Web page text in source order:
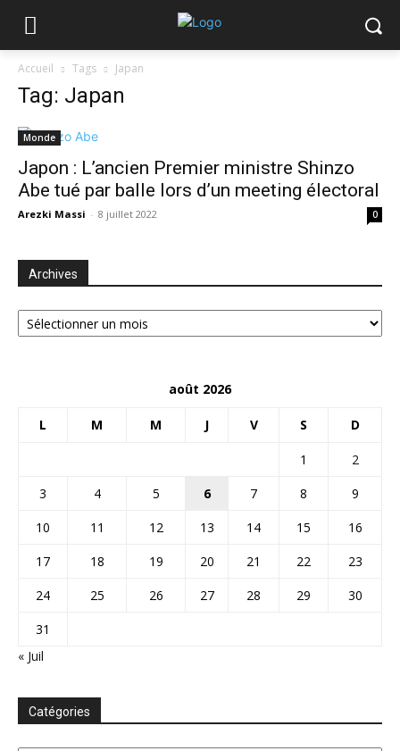
Accueil Tags Japan
Tag: Japan
Monde
Japon : L’ancien Premier ministre Shinzo
Abe tué par balle lors d’un meeting électoral
Arezki Massi - 8 juillet 2022 0
Archives
Archives
août 2026
L M M J V S D
1
2
3
4 5 6 7 8
9
10
11 12 13 14 15
16
17
18 19 20 21 22
23
24
25 26 27 28 29
30
31
« Juil
Catégories
Catégories